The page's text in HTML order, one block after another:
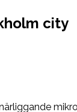
city